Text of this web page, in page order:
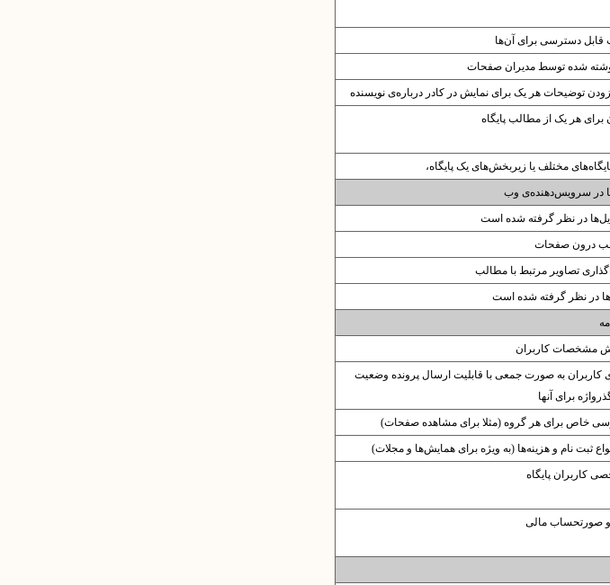
دسترسی برای آن‌ها
شده توسط مدیران صفحات
توضیحات هر یک برای نمایش در کادر درباره‌ی نویسنده
هر یک از مطالب پایگاه
مختلف یا زیربخش‌های یک پایگاه،
در سرویس‌دهنده‌ی وب
در نظر گرفته شده است
درون صفحات
تصاویر مرتبط با مطالب
در نظر گرفته شده است
مشخصات کاربران
به صورت جمعی با قابلیت ارسال پرونده وضعیت
برای آنها
خاص برای هر گروه (مثلا برای مشاهده صفحات)
ثبت نام و هزینه‌ها (به ویژه برای همایش‌ها و مجلات)
کاربران پایگاه
صورتحساب مالی